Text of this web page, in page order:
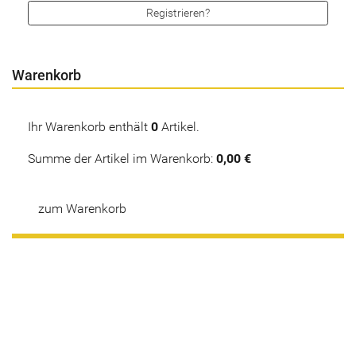
Registrieren?
Warenkorb
Ihr Warenkorb enthält 0 Artikel.
Summe der Artikel im Warenkorb: 0,00 €
zum Warenkorb